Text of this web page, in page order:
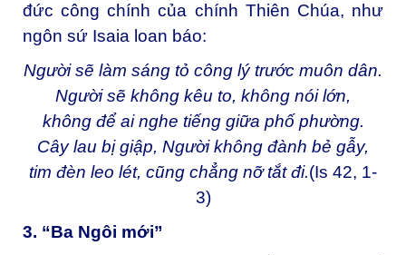
đức công chính của chính Thiên Chúa, như
ngôn sứ Isaia loan báo:
Người sẽ làm sáng tỏ công lý trước muôn dân.
Người sẽ không kêu to, không nói lớn,
không để ai nghe tiếng giữa phố phường.
Cây lau bị giập, Người không đành bẻ gẫy,
tim đèn leo lét, cũng chẳng nỡ tắt đi.(Is 42, 1-
3)
3. “Ba Ngôi mới”